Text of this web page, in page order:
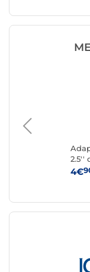
2.5''
4€